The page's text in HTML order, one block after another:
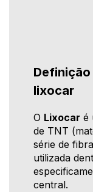
lixocar
O Lixocar é
de TNT
série de
utilizada
central.